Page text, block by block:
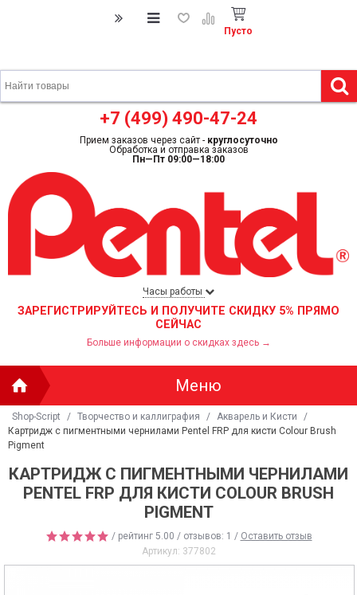
Пусто
+7 (499) 490-47-24
Прием заказов через сайт - круглосуточно
Обработка и отправка заказов
Пн—Пт 09:00—18:00
Часы работы
ЗАРЕГИСТРИРУЙТЕСЬ И ПОЛУЧИТЕ СКИДКУ 5% ПРЯМО
СЕЙЧАС
Больше информации о скидках здесь →
Меню
Shop-Script / Творчество и каллиграфия / Акварель и Кисти
/
Картридж с пигментными чернилами Pentel FRP для кисти Colour Brush
Pigment
КАРТРИДЖ С ПИГМЕНТНЫМИ ЧЕРНИЛАМИ
PENTEL FRP ДЛЯ КИСТИ COLOUR BRUSH
PIGMENT
/ рейтинг 5.00 / отзывов: 1 / Оставить отзыв
Артикул: 377802